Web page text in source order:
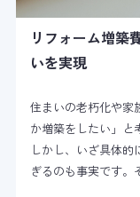
リフォーム増築
いを実現
住まいの老朽化や家
か増築をしたい」と
しかし、いざ具体
ぎるのも事実です